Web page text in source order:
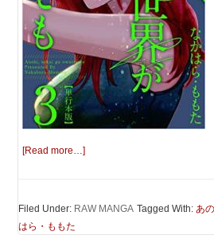
[Read more…]
Filed Under: RAW MANGA Tagged With:あ
はら・ももた